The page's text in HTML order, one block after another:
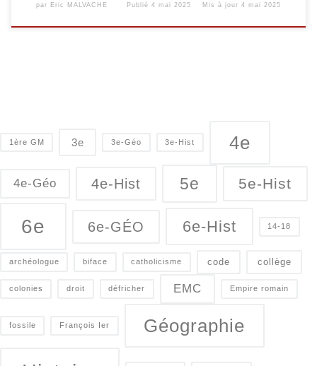
par Eric MALVACHE Publié4 mai 2025 Mis à jour4 mai 2025
1ère GM 3e 3e-Géo 3e-Hist 4e
4e-Géo 4e-Hist 5e 5e-Hist
6e 6e-GÉO 6e-Hist 14-18
archéologue biface catholicisme code collège
colonies droit défricher EMC Empire romain
fossile François Ier Géographie